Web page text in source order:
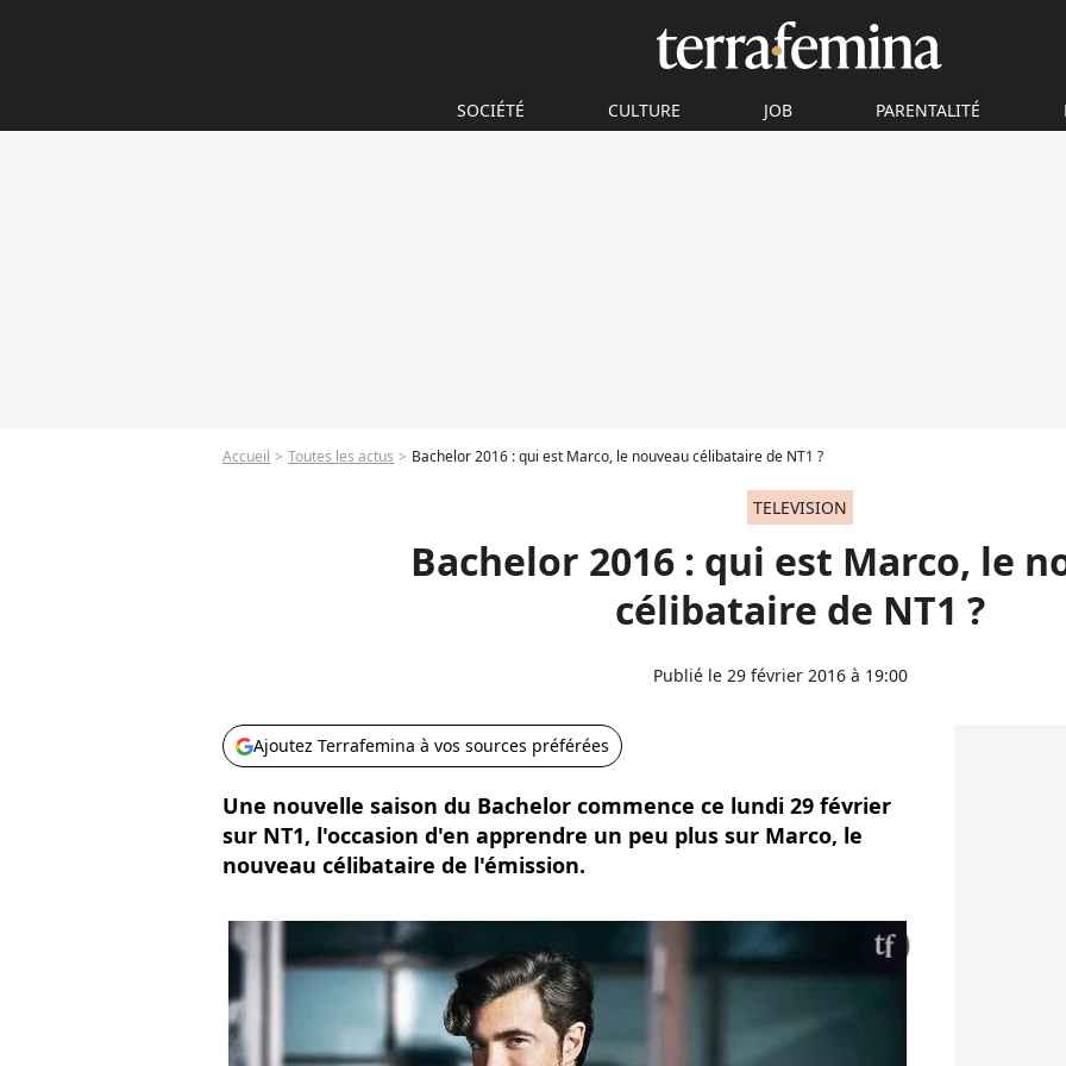
SOCIÉTÉ CULTURE JOB PARENTALITÉ
Accueil Toutes les actus Bachelor 2016 : qui est Marco, le nouveau célibataire de NT1 ?
TELEVISION
Bachelor 2016 : qui est Marco, le
célibataire de NT1 ?
Publié le 29 février 2016 à 19:00
Ajoutez Terrafemina à vos sources préférées
Une nouvelle saison du Bachelor commence ce lundi 29 février
sur NT1, l'occasion d'en apprendre un peu plus sur Marco, le
nouveau célibataire de l'émission.